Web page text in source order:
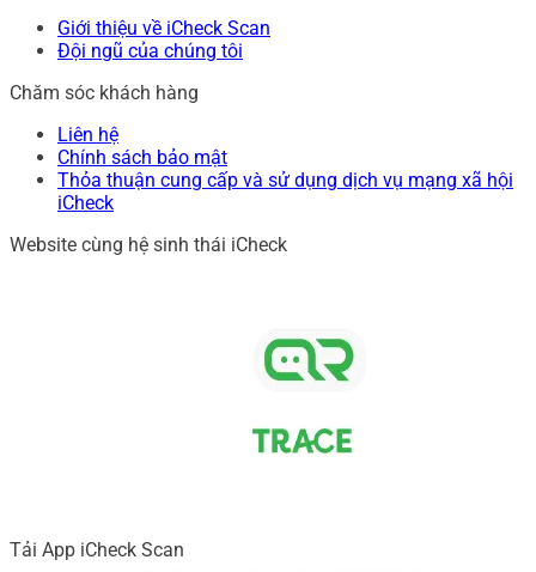
Giới thiệu về iCheck Scan
Đội ngũ của chúng tôi
Chăm sóc khách hàng
Liên hệ
Chính sách bảo mật
Thỏa thuận cung cấp và sử dụng dịch vụ mạng xã hội
iCheck
Website cùng hệ sinh thái iCheck
Tải App iCheck Scan